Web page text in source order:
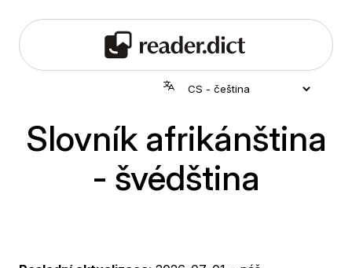
Slovník afrikánština
- švédština